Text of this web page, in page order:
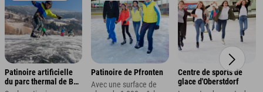
Patinoire artificielle
du parc thermal de Bad
Patinoire de Pfronten
Avec une surface de
Centre de sports de
glace d'Oberstdorf